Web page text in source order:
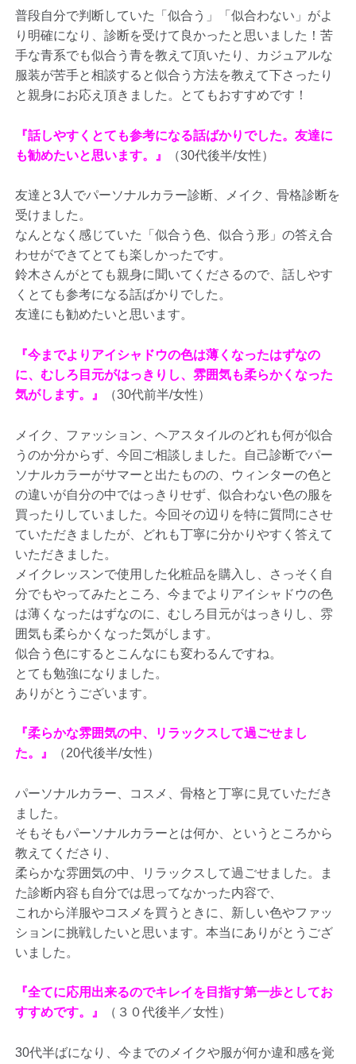
普段自分で判断していた「似合う」「似合わない」がよ
り明確になり、診断を受けて良かったと思いました！苦
手な青系でも似合う青を教えて頂いたり、カジュアルな
服装が苦手と相談すると似合う方法を教えて下さったり
と親身にお応え頂きました。とてもおすすめです！
『話しやすくとても参考になる話ばかりでした。友達に
も勧めたいと思います。』
（30代後半/女性）
友達と3人でパーソナルカラー診断、メイク、骨格診断を
受けました。
なんとなく感じていた「似合う色、似合う形」の答え合
わせができてとても楽しかったです。
鈴木さんがとても親身に聞いてくださるので、話しやす
くとても参考になる話ばかりでした。
友達にも勧めたいと思います。
『今までよりアイシャドウの色は薄くなったはずなの
に、むしろ目元がはっきりし、雰囲気も柔らかくなった
気がします。』
（30代前半/女性）
メイク、ファッション、ヘアスタイルのどれも何が似合
うのか分からず、今回ご相談しました。自己診断でパー
ソナルカラーがサマーと出たものの、ウィンターの色と
の違いが自分の中ではっきりせず、似合わない色の服を
買ったりしていました。今回その辺りを特に質問にさせ
ていただきましたが、どれも丁寧に分かりやすく答えて
いただきました。
メイクレッスンで使用した化粧品を購入し、さっそく自
分でもやってみたところ、今までよりアイシャドウの色
は薄くなったはずなのに、むしろ目元がはっきりし、雰
囲気も柔らかくなった気がします。
似合う色にするとこんなにも変わるんですね。
とても勉強になりました。
ありがとうございます。
『柔らかな雰囲気の中、リラックスして過ごせまし
た。』
（20代後半/女性）
パーソナルカラー、コスメ、骨格と丁寧に見ていただき
ました。
そもそもパーソナルカラーとは何か、というところから
教えてくださり、
柔らかな雰囲気の中、リラックスして過ごせました。ま
た診断内容も自分では思ってなかった内容で、
これから洋服やコスメを買うときに、新しい色やファッ
ションに挑戦したいと思います。本当にありがとうござ
いました。
『全てに応用出来るのでキレイを目指す第一歩としてお
すすめです。』
（３０代後半／女性）
30代半ばになり、今までのメイクや服が何か違和感を覚